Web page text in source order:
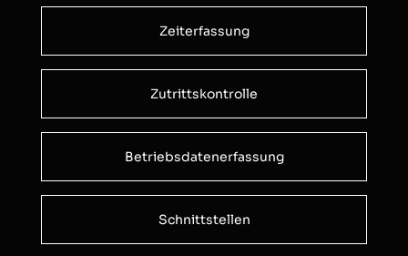
Zeiterfassung
Zutrittskontrolle
Betriebsdatenerfassung
Schnittstellen